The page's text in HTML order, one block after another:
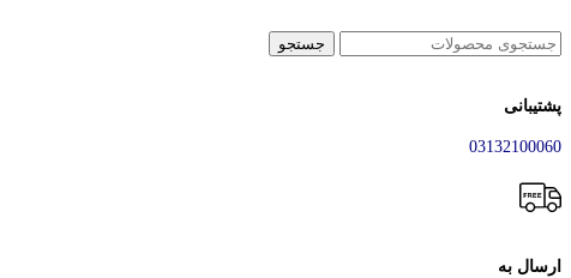
جستجو
پشتیبانی
03132100060
ارسال به